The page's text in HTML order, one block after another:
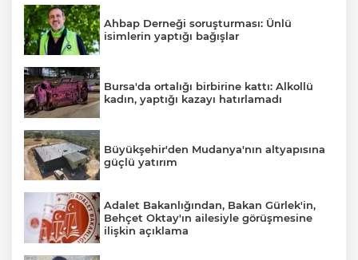
Ahbap Derneği soruşturması: Ünlü
isimlerin yaptığı bağışlar
Bursa'da ortalığı birbirine kattı: Alkollü
kadın, yaptığı kazayı hatırlamadı
Büyükşehir'den Mudanya'nın altyapısına
güçlü yatırım
Adalet Bakanlığından, Bakan Gürlek'in,
Behçet Oktay'ın ailesiyle görüşmesine
ilişkin açıklama